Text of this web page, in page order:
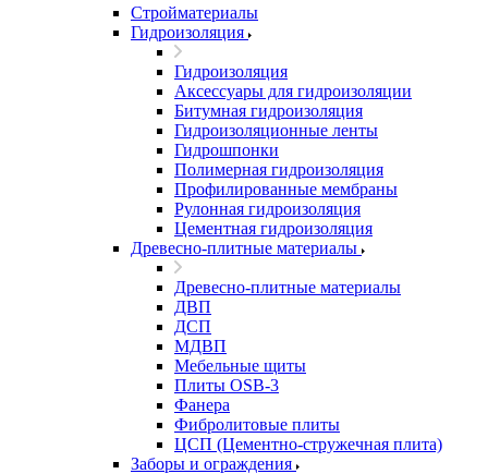
Стройматериалы
Гидроизоляция
Гидроизоляция
Аксессуары для гидроизоляции
Битумная гидроизоляция
Гидроизоляционные ленты
Гидрошпонки
Полимерная гидроизоляция
Профилированные мембраны
Рулонная гидроизоляция
Цементная гидроизоляция
Древесно-плитные материалы
Древесно-плитные материалы
ДВП
ДСП
МДВП
Мебельные щиты
Плиты OSB-3
Фанера
Фибролитовые плиты
ЦСП (Цементно-стружечная плита)
Заборы и ограждения